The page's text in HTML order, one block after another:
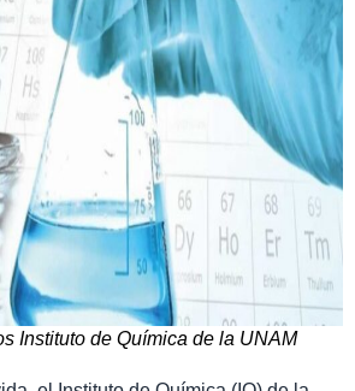
Instituto de Química de la UNAM